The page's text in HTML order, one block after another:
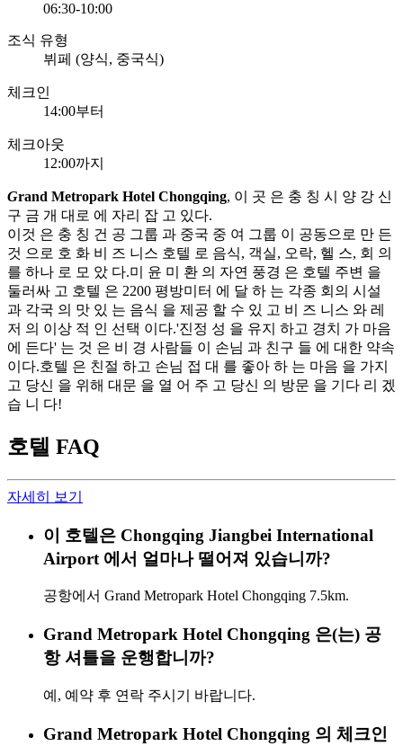
06:30-10:00
조식 유형
뷔페 (양식, 중국식)
체크인
14:00부터
체크아웃
12:00까지
Grand Metropark Hotel Chongqing, 이 곳 은 충 칭 시 양 강 신
구 금 개 대로 에 자리 잡 고 있다.
이것 은 충 칭 건 공 그룹 과 중국 중 여 그룹 이 공동으로 만 든
것 으로 호 화 비 즈 니스 호텔 로 음식, 객실, 오락, 헬 스, 회 의
를 하나 로 모 았 다.미 윤 미 환 의 자연 풍경 은 호텔 주변 을
둘러싸 고 호텔 은 2200 평방미터 에 달 하 는 각종 회의 시설
과 각국 의 맛 있 는 음식 을 제공 할 수 있 고 비 즈 니스 와 레
저 의 이상 적 인 선택 이다.'진정 성 을 유지 하고 경치 가 마음
에 든다' 는 것 은 비 경 사람들 이 손님 과 친구 들 에 대한 약속
이다.호텔 은 친절 하고 손님 접 대 를 좋아 하 는 마음 을 가지
고 당신 을 위해 대문 을 열 어 주 고 당신 의 방문 을 기다 리 겠
습 니 다!
호텔 FAQ
자세히 보기
이 호텔은 Chongqing Jiangbei International
Airport 에서 얼마나 떨어져 있습니까?
공항에서 Grand Metropark Hotel Chongqing 7.5km.
Grand Metropark Hotel Chongqing 은(는) 공
항 셔틀을 운행합니까?
예, 예약 후 연락 주시기 바랍니다.
Grand Metropark Hotel Chongqing 의 체크인